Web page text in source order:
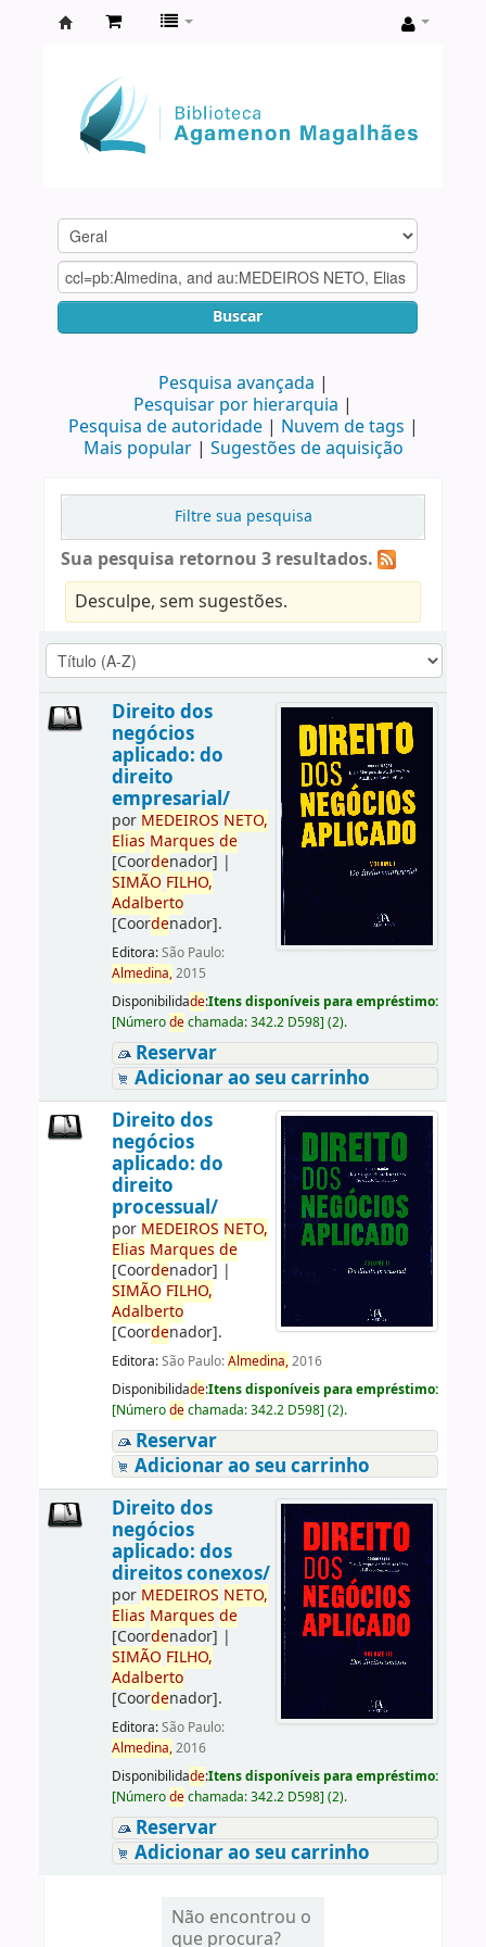
Agamenon
Magalhães
Buscar
Pesquisa avançada
Pesquisar por hierarquia
Pesquisa de autoridade
Nuvem de tags
Mais popular
Sugestões de aquisição
Filtre sua pesquisa
Sua pesquisa retornou 3 resultados.
Desculpe, sem sugestões.
Direito dos
negócios
aplicado: do
direito
empresarial/
por MEDEIROS NETO,
Elias Marques de
[Coordenador] |
SIMÃO FILHO,
Adalberto
[Coordenador].
Editora:São Paulo:
Almedina,2015
Disponibilidade:Itens disponíveis para empréstimo:
[Númerodechamada:342.2 D598] (2).
Reservar
Adicionar ao seu carrinho
Direito dos
negócios
aplicado: do
direito
processual/
por MEDEIROS NETO,
Elias Marques de
[Coordenador] |
SIMÃO FILHO,
Adalberto
[Coordenador].
Editora:São Paulo:Almedina,2016
Disponibilidade:Itens disponíveis para empréstimo:
[Númerodechamada:342.2 D598] (2).
Reservar
Adicionar ao seu carrinho
Direito dos
negócios
aplicado: dos
direitos conexos/
por MEDEIROS NETO,
Elias Marques de
[Coordenador] |
SIMÃO FILHO,
Adalberto
[Coordenador].
Editora:São Paulo:
Almedina,2016
Disponibilidade:Itens disponíveis para empréstimo:
[Númerodechamada:342.2 D598] (2).
Reservar
Adicionar ao seu carrinho
Não encontrou o
que procura?